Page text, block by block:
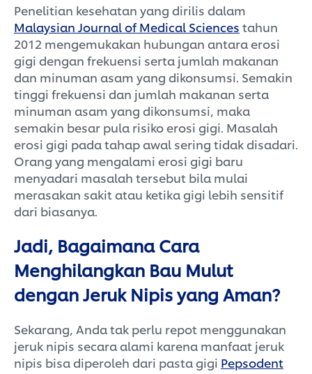
Penelitian kesehatan yang dirilis dalam
Malaysian Journal of Medical Sciences tahun
2012 mengemukakan hubungan antara erosi
gigi dengan frekuensi serta jumlah makanan
dan minuman asam yang dikonsumsi. Semakin
tinggi frekuensi dan jumlah makanan serta
minuman asam yang dikonsumsi, maka
semakin besar pula risiko erosi gigi. Masalah
erosi gigi pada tahap awal sering tidak disadari.
Orang yang mengalami erosi gigi baru
menyadari masalah tersebut bila mulai
merasakan sakit atau ketika gigi lebih sensitif
dari biasanya.
Jadi, Bagaimana Cara
Menghilangkan Bau Mulut
dengan Jeruk Nipis yang Aman?
Sekarang, Anda tak perlu repot menggunakan
jeruk nipis secara alami karena manfaat jeruk
nipis bisa diperoleh dari pasta gigi Pepsodent